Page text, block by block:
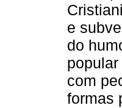
e
do
com
formas